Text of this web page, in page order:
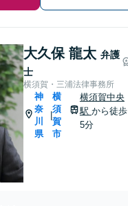
大久保 龍太 弁護
士
横須賀・三浦法律事務所
神
奈
川
県
|
横
須
賀
市
横須賀中央
駅 から徒歩
5分